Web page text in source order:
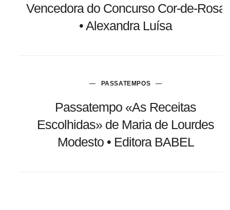
Vencedora do Concurso Cor-de-Rosa
• Alexandra Luísa
PASSATEMPOS
Passatempo «As Receitas
Escolhidas» de Maria de Lourdes
Modesto • Editora BABEL